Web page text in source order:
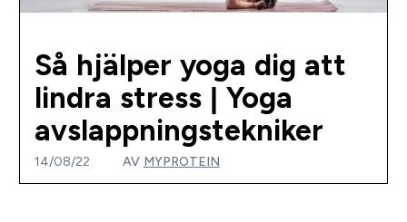
Så hjälper yoga dig att
lindra stress | Yoga
avslappningstekniker
14/08/22 AV MYPROTEIN